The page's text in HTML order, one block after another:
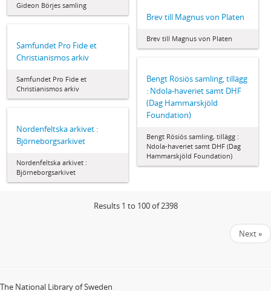
Gideon Börjes samling
Brev till Magnus von Platen
Brev till Magnus von Platen
Samfundet Pro Fide et
Christianismos arkiv
Samfundet Pro Fide et
Christianismos arkiv
Bengt Rösiös samling, tillägg
: Ndola-haveriet samt DHF
(Dag Hammarskjöld
Foundation)
Bengt Rösiös samling, tillägg :
Ndola-haveriet samt DHF (Dag
Hammarskjöld Foundation)
Nordenfeltska arkivet :
Björneborgsarkivet
Nordenfeltska arkivet :
Björneborgsarkivet
Results 1 to 100 of 2398
Next »
The National Library of Sweden